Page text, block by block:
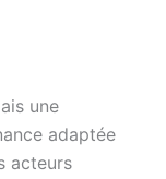
une
adaptée
acteurs